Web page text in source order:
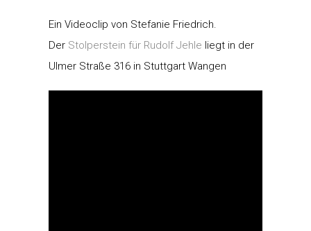
Ein Videoclip von Stefanie Friedrich.
Der Stolperstein für Rudolf Jehle liegt in der
Ulmer Straße 316 in Stuttgart Wangen